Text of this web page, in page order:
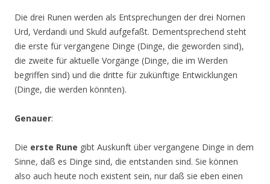
Die drei Runen werden als Entsprechungen der drei Nornen
Urd, Verdandi und Skuld aufgefaßt. Dementsprechend steht
die erste für vergangene Dinge (Dinge, die geworden sind),
die zweite für aktuelle Vorgänge (Dinge, die im Werden
begriffen sind) und die dritte für zukünftige Entwicklungen
(Dinge, die werden könnten).
Genauer:
Die erste Rune gibt Auskunft über vergangene Dinge in dem
Sinne, daß es Dinge sind, die entstanden sind. Sie können
also auch heute noch existent sein, nur daß sie eben einen